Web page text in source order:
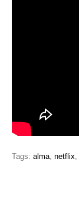
Tags: alma netflix